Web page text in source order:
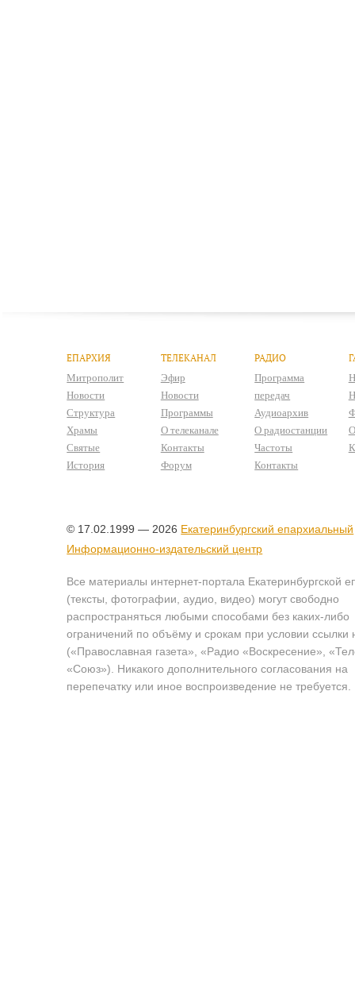
ЕПАРХИЯ
Митрополит
Новости
Структура
Храмы
Святые
История
ТЕЛЕКАНАЛ
Эфир
Новости
Программы
О телеканале
Контакты
Форум
РАДИО
Программа
передач
Аудиоархив
О радиостанции
Частоты
Контакты
© 17.02.1999 — 2026 Екатеринбургский епархиальный
Информационно-издательский центр
Все материалы интернет-портала Екатеринбургской
(тексты, фотографии, аудио, видео) могут свободно
распространяться любыми способами без каких-либо
ограничений по объёму и срокам при условии ссылки
(«Православная газета», «Радио «Воскресение»,
«Союз»). Никакого дополнительного согласования на
перепечатку или иное воспроизведение не требуется.